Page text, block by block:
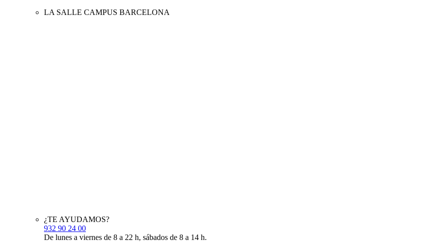
LA SALLE CAMPUS BARCELONA
¿TE AYUDAMOS?
932 90 24 00
De lunes a viernes de 8 a 22 h, sábados de 8 a 14 h.